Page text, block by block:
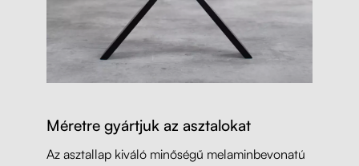
Méretre gyártjuk az asztalokat
Az asztallap kiváló minőségű melaminbevonatú